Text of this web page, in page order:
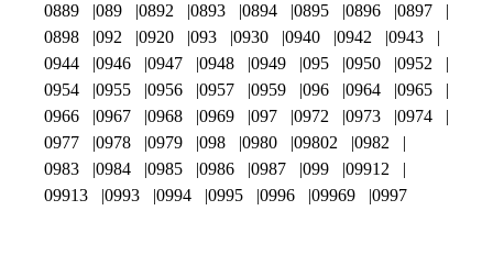
0889
089 0892 0893 0894 0895 0896
0897
0898
092 0920 093 0930 0940 0942
0943
0944
0946 0947 0948 0949 095 0950
0952
0954
0955 0956 0957 0959 096 0964
0965
0966
0967 0968 0969 097 0972 0973
0974
0977
0978 0979 098 0980 09802
0982
0983
0984 0985 0986 0987 099
09912
09913
0993 0994 0995 0996 09969 0997